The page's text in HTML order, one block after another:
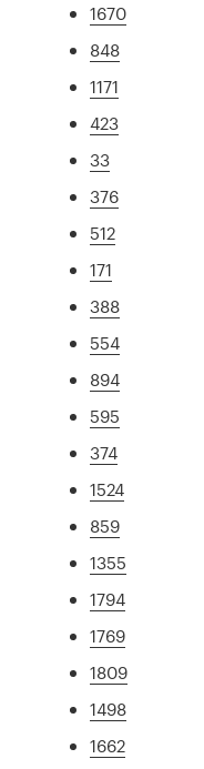
1670
848
1171
423
33
376
512
171
388
554
894
595
374
1524
859
1355
1794
1769
1809
1498
1662